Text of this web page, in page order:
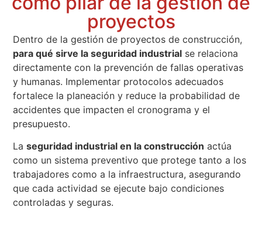
proyectos
Dentro de la gestión de proyectos de construcción,
para qué sirve la seguridad industrial se relaciona
directamente con la prevención de fallas operativas
y humanas. Implementar protocolos adecuados
fortalece la planeación y reduce la probabilidad de
accidentes que impacten el cronograma y el
presupuesto.
La seguridad industrial en la construcción actúa
como un sistema preventivo que protege tanto a los
trabajadores como a la infraestructura, asegurando
que cada actividad se ejecute bajo condiciones
controladas y seguras.